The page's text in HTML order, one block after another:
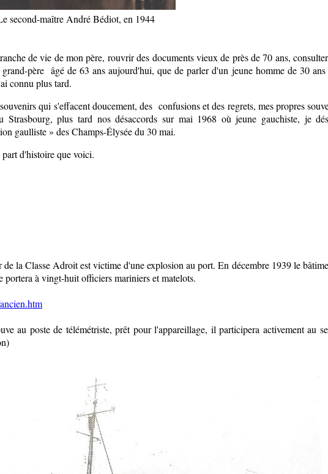
second-maître André Bédiot, en 1944
de vie de mon père, rouvrir des documents vieux de près de 70 ans,
père âgé de 63 ans aujourd'hui, que de parler d'un jeune homme de 30
connu plus tard.
qui s'effacent doucement, des confusions et des regrets, mes propres
plus tard nos désaccords sur mai 1968 où jeune gauchiste, je
gaulliste » des Champs-Élysée du 30 mai.
d'histoire que voici.
la Classe Adroit est victime d'une explosion au port. En décembre 1939 le
à vingt-huit officiers mariniers et matelots.
au poste de télémétriste, prêt pour l'appareillage, il participera activement au